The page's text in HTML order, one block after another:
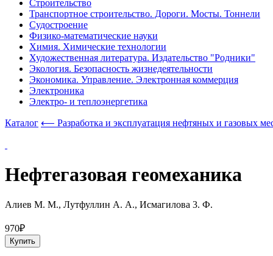
Строительство
Транспортное строительство. Дороги. Мосты. Тоннели
Судостроение
Физико-математические науки
Химия. Химические технологии
Художественная литература. Издательство "Родники"
Экология. Безопасность жизнедеятельности
Экономика. Управление. Электронная коммерция
Электроника
Электро- и теплоэнергетика
Каталог ⟵ Разработка и эксплуатация нефтяных и газовых
Нефтегазовая геомеханика
Алиев М. М., Лутфуллин А. А., Исмагилова 3. Ф.
970₽
Купить